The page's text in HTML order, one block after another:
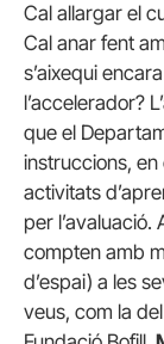
Cal allargar el
Cal anar fent
s’aixequi
l’accelerador?
que el
instruccions, en
activitats
per
compten amb
d’espai) a les
veus, com la